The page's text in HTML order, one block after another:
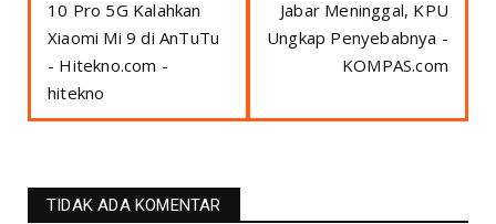
10 Pro 5G Kalahkan
Xiaomi Mi 9 di AnTuTu
- Hitekno.com -
hitekno
Jabar Meninggal, KPU
Ungkap Penyebabnya -
KOMPAS.com
TIDAK ADA KOMENTAR